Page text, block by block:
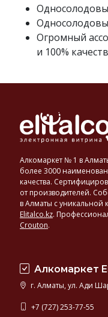
Огромный
и 100%
Алкомаркет № 1 в
более 3000
качества.
от производителей.
в Алматы с уникальной
Elitalco.kz.
Crouton.
Алкомаркет
г. Алматы, ул. Ади
+7 (727) 253-77-55